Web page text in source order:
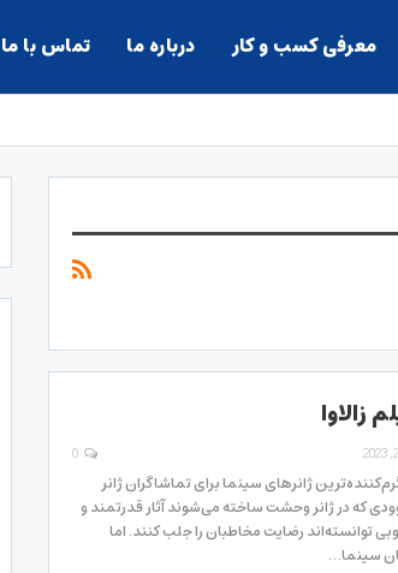
معرفی کسب و کار درباره ما تماس با ما
زالاوا
ژانرهای سینما برای تماشاگران ژانر
که در ژانر وحشت ساخته‌ می‌شوند آثار قدرتمند و
توانسته‌اند رضایت مخاطبان را جلب کنند. اما
سینما…